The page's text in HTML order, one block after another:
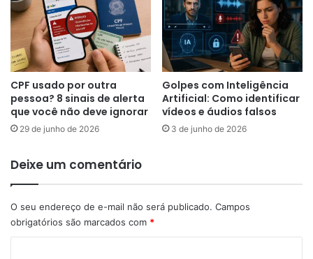
CPF usado por outra
pessoa? 8 sinais de alerta
que você não deve ignorar
29 de junho de 2026
Golpes com Inteligência
Artificial: Como identificar
vídeos e áudios falsos
3 de junho de 2026
Deixe um comentário
O seu endereço de e-mail não será publicado. Campos
obrigatórios são marcados com *